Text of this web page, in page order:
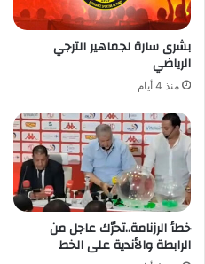
بشرى سارة لجماهير الترجي
الرياضي
منذ 4 أيام
خطأ الرزنامة..تحرّك عاجل من
الرابطة والأندية على الخط